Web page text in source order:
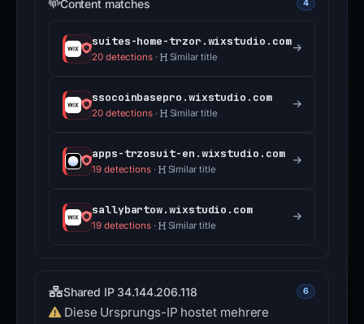
Content matches 4
suites-home-trzor.wixstudio.com
20 detections· Similar title
ssocoinbasepro.wixstudio.com
20 detections· Similar title
apps-trzosuit-en.wixstudio.com
19 detections· Similar title
sallybartow.wixstudio.com
19 detections· Similar title
Shared IP 34.144.206.118 6
Diese Ursprungs-IP hostet mehrere